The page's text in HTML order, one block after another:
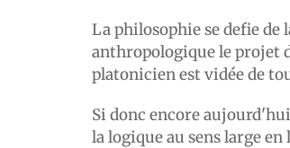
La philosophie se defie
anthropologique le projet
platonicien est vidée de
Si donc encore
la logique au sens large